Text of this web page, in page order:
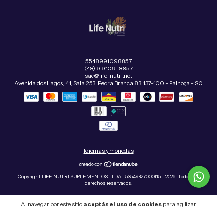
Al navegar por este sitio aceptás el uso de cookies para agilizar
5548991098857
(48) 9 9109-8857
sac@life-nutri.net
Avenida dos Lagos, 41, Sala 253, Pedra Branca 88.137-100 - Palhoça - SC
Idiomas y monedas
Copyright LIFE NUTRI SUPLEMENTOS LTDA - 53549827000115 - 2026. Todos los
derechos reservados.